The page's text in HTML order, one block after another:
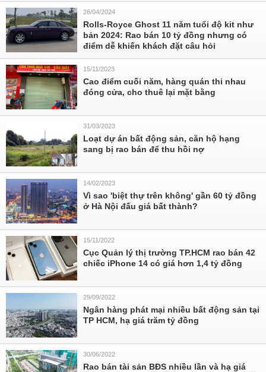
26/04/2024
Rolls-Royce Ghost 11 năm tuổi độ kit như
bản 2024: Rao bán 10 tỷ đồng nhưng có
điểm dễ khiến khách đặt câu hỏi
15/11/2023
Cao điểm cuối năm, hàng quán thi nhau
đóng cửa, cho thuê lại mặt bằng
31/03/2023
Loạt dự án bất động sản, căn hộ hạng
sang bị rao bán để thu hồi nợ
14/02/2023
Vì sao 'biệt thự trên không' gần 60 tỷ đồng
ở Hà Nội đấu giá bất thành?
15/11/2022
Cục Quản lý thị trường TP.HCM rao bán 42
chiếc iPhone 14 có giá hơn 1,4 tỷ đồng
29/09/2022
Ngân hàng phát mại nhiều bất động sản tại
TP HCM, hạ giá trăm tỷ đồng
30/06/2022
Rao bán tài sản BĐS nhiều lần và hạ giá